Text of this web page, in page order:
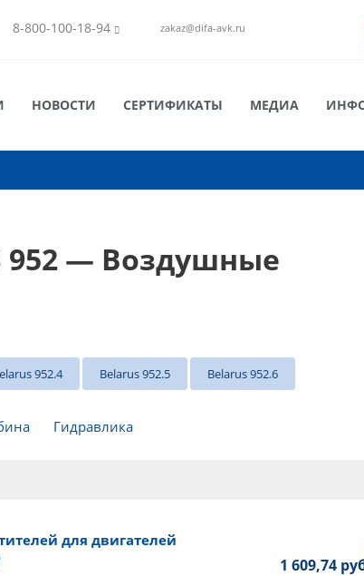
8-800-100-18-94 zakaz@difa-avk.ru
НОВОСТИ СЕРТИФИКАТЫ МЕДИА
952 — Воздушные
952.4 Belarus 952.5 Belarus 952.6
Гидравлика
для двигателей
1 609,74